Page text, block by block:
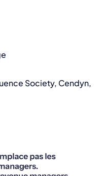
Society, Cendyn,